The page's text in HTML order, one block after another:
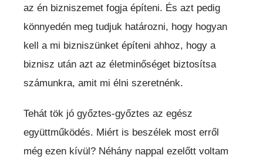
az én bizniszemet fogja építeni. És azt pedig
könnyedén meg tudjuk határozni, hogy hogyan
kell a mi bizniszünket építeni ahhoz, hogy a
biznisz után azt az életminőséget biztosítsa
számunkra, amit mi élni szeretnénk.
Tehát tök jó győztes-győztes az egész
együttműködés. Miért is beszélek most erről
még ezen kívül? Néhány nappal ezelőtt voltam